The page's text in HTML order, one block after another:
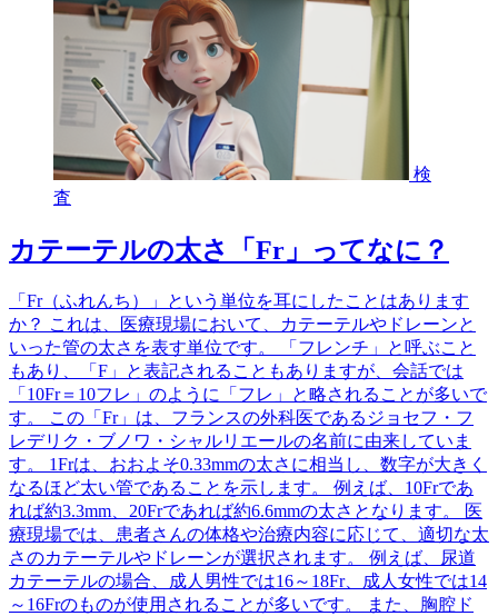
検
査
カテーテルの太さ「Fr」ってなに？
「Fr（ふれんち）」という単位を耳にしたことはあります
か？ これは、医療現場において、カテーテルやドレーンと
いった管の太さを表す単位です。 「フレンチ」と呼ぶこと
もあり、「F」と表記されることもありますが、会話では
「10Fr＝10フレ」のように「フレ」と略されることが多いで
す。 この「Fr」は、フランスの外科医であるジョセフ・フ
レデリク・ブノワ・シャルリエールの名前に由来していま
す。 1Frは、おおよそ0.33mmの太さに相当し、数字が大きく
なるほど太い管であることを示します。 例えば、10Frであ
れば約3.3mm、20Frであれば約6.6mmの太さとなります。 医
療現場では、患者さんの体格や治療内容に応じて、適切な太
さのカテーテルやドレーンが選択されます。 例えば、尿道
カテーテルの場合、成人男性では16～18Fr、成人女性では14
～16Frのものが使用されることが多いです。 また、胸腔ド